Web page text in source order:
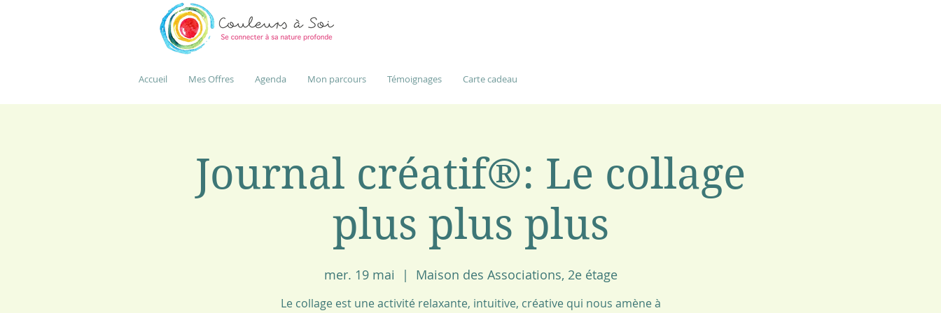
Accueil Mes Offres Agenda Mon parcours Témoignages Carte cadeau
Journal créatif®: Le collage
plus plus plus
mer. 19 mai
  |
Maison des Associations, 2e étage
Le collage est une activité relaxante, intuitive, créative qui nous amène à